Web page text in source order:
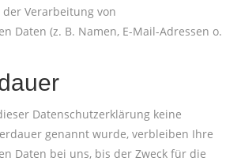
Verarbeitung von
Daten (z. B. Namen, E-Mail-Adressen o.
Datenschutzerklärung keine
genannt wurde, verbleiben Ihre
Daten bei uns, bis der Zweck für die